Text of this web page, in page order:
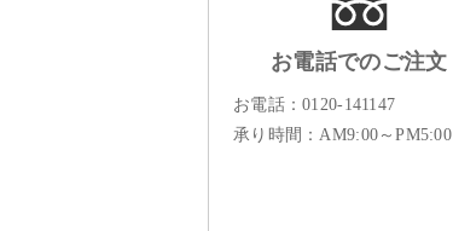
お電話でのご注文
お電話：0120-141147
承り時間：AM9:00～PM5:00